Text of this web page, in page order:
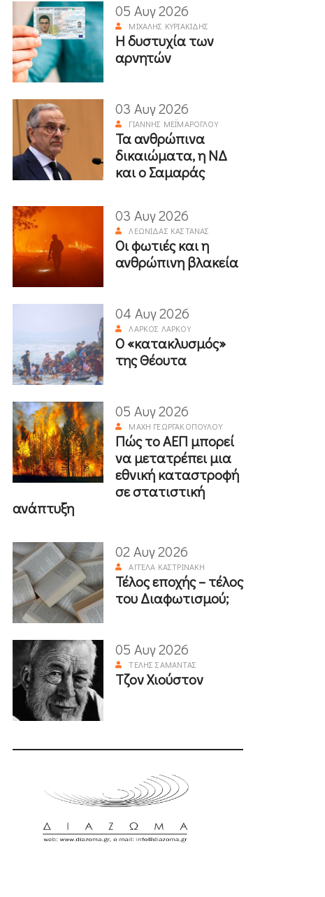
05 Αυγ 2026
ΜΙΧΆΛΗΣ ΚΥΡΙΑΚΊΔΗΣ
Η δυστυχία των
αρνητών
03 Αυγ 2026
ΓΙΆΝΝΗΣ ΜΕΪΜΆΡΟΓΛΟΥ
Τα ανθρώπινα
δικαιώματα, η ΝΔ
και ο Σαμαράς
03 Αυγ 2026
ΛΕΩΝΊΔΑΣ ΚΑΣΤΑΝΆΣ
Οι φωτιές και η
ανθρώπινη βλακεία
04 Αυγ 2026
ΛΆΡΚΟΣ ΛΆΡΚΟΥ
Ο «κατακλυσμός»
της Θέουτα
05 Αυγ 2026
ΜΆΧΗ ΓΕΩΡΓΑΚΟΠΟΎΛΟΥ
Πώς το ΑΕΠ μπορεί
να μετατρέπει μια
εθνική καταστροφή
σε στατιστική
ανάπτυξη
02 Αυγ 2026
ΑΓΓΈΛΑ ΚΑΣΤΡΙΝΆΚΗ
Τέλος εποχής – τέλος
του Διαφωτισμού;
05 Αυγ 2026
ΤΈΛΗΣ ΣΑΜΑΝΤΆΣ
Τζον Χιούστον